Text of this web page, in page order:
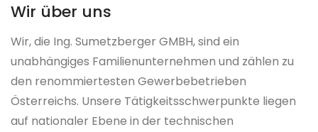
Wir über uns
Wir, die Ing. Sumetzberger GMBH, sind ein
unabhängiges Familienunternehmen und zählen zu
den renommiertesten Gewerbebetrieben
Österreichs. Unsere Tätigkeitsschwerpunkte liegen
auf nationaler Ebene in der technischen